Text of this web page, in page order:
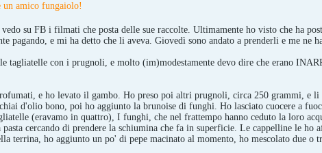
un amico fungaiolo!
su FB i filmati che posta delle sue raccolte. Ultimamente ho visto che ha
pagando, e mi ha detto che li aveva. Giovedì sono andato a prenderli e me ne
tagliatelle con i prugnoli, e molto (im)modestamente devo dire che erano
e ho levato il gambo. Ho preso poi altri prugnoli, circa 250 grammi, e
d'olio bono, poi ho aggiunto la brunoise di funghi. Ho lasciato cuocere a
(eravamo in quattro), I funghi, che nel frattempo hanno ceduto la loro
cercando di prendere la schiumina che fa in superficie. Le cappelline le
terrina, ho aggiunto un po' di pepe macinato al momento, ho mescolato due